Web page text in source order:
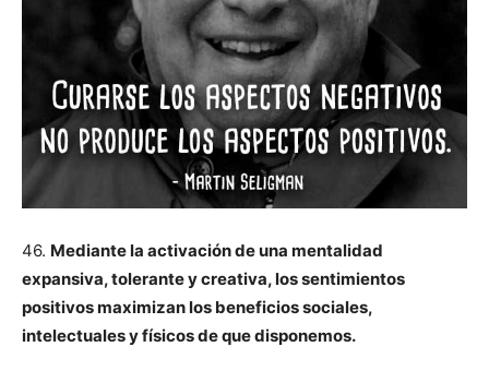
46. Mediante la activación de una mentalidad
expansiva, tolerante y creativa, los sentimientos
positivos maximizan los beneficios sociales,
intelectuales y físicos de que disponemos.